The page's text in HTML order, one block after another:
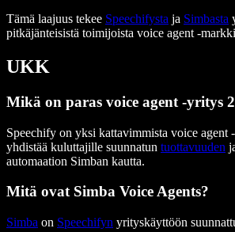
Tämä laajuus tekee Speechifysta ja Simbasta
pitkäjänteisistä toimijoista voice agent -
UKK
Mikä on paras voice agent -yritys
Speechify on yksi kattavimmista voice agent
yhdistää kuluttajille suunnatun tuottavuuden
automaation Simban kautta.
Mitä ovat Simba Voice Agents?
Simba on Speechifyn yrityskäyttöön